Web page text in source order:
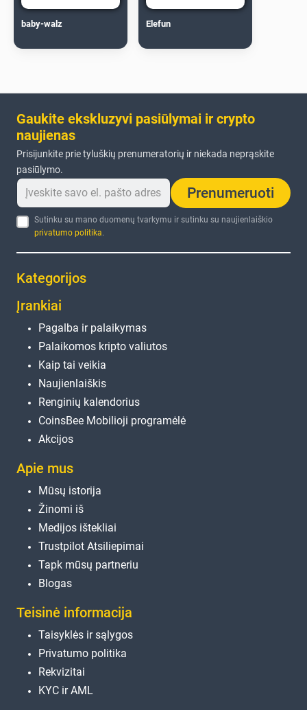
baby-walz Elefun
Gaukite ekskluzyvi pasiūlymai ir crypto
naujienas
Prisijunkite prie tyluškių prenumeratorių ir niekada neprąskite
pasiūlymo.
Prenumeruoti
Sutinku su mano duomenų tvarkymu ir sutinku su naujienlaiškio
privatumo politika.
Kategorijos
Įrankiai
Pagalba ir palaikymas
Palaikomos kripto valiutos
Kaip tai veikia
Naujienlaiškis
Renginių kalendorius
CoinsBee Mobilioji programėlė
Akcijos
Apie mus
Mūsų istorija
Žinomi iš
Medijos ištekliai
Trustpilot Atsiliepimai
Tapk mūsų partneriu
Blogas
Teisinė informacija
Taisyklės ir sąlygos
Privatumo politika
Rekvizitai
KYC ir AML